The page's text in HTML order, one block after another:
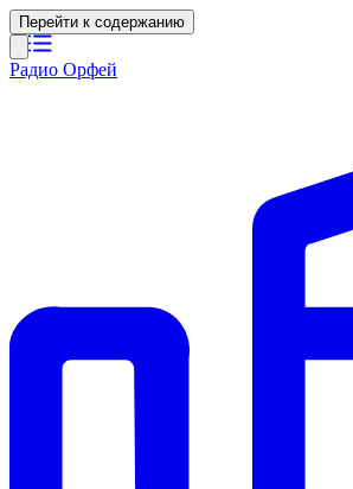
Перейти к содержанию
Радио Орфей